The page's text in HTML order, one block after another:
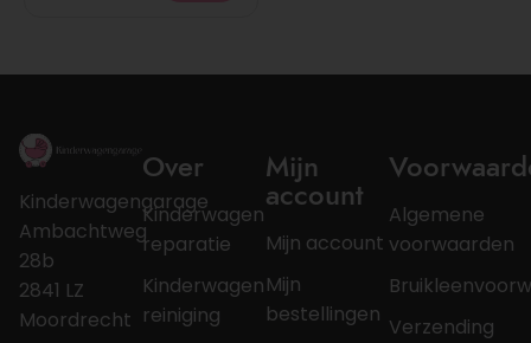
Kinderwagengarage
Ambachtweg
28b
2841 LZ
Moordrecht
Over
Kinderwagen
reparatie
Kinderwagen
reiniging
Mijn
account
Mijn account
Mijn
bestellingen
Algemene
voorwaarden
Verzending